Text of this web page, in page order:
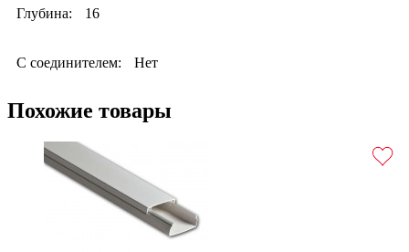
Глубина: 16
С соединителем: Нет
Похожие товары